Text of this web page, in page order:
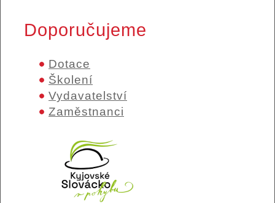
Doporučujeme
Dotace
Školení
Vydavatelství
Zaměstnanci